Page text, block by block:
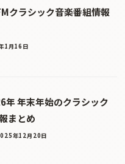
クラシック音楽番組情報
1月16日
年 年末年始のクラシック
まとめ
年12月20日